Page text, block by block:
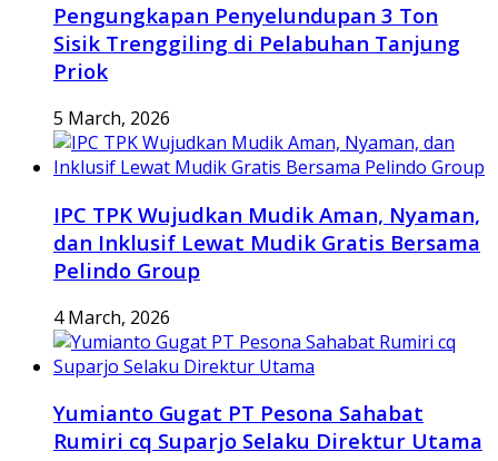
Pengungkapan Penyelundupan 3 Ton
Sisik Trenggiling di Pelabuhan Tanjung
Priok
5 March, 2026
IPC TPK Wujudkan Mudik Aman, Nyaman,
dan Inklusif Lewat Mudik Gratis Bersama
Pelindo Group
4 March, 2026
Yumianto Gugat PT Pesona Sahabat
Rumiri cq Suparjo Selaku Direktur Utama